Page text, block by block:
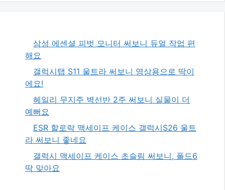
삼성 에센셜 피벗 모니터 써보니 듀얼 작업 편
해요
갤럭시탭 S11 울트라 써보니 영상용으로 딱이
에요!
헤일리 무지주 벽선반 2주 써보니 실물이 더
예뻐요
ESR 할로락 맥세이프 케이스 갤럭시S26 울트
라 써보니 좋네요
갤럭시 맥세이프 케이스 초슬림 써보니, 폴드6
딱 맞아요